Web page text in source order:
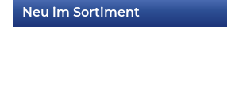
Neu im Sortiment